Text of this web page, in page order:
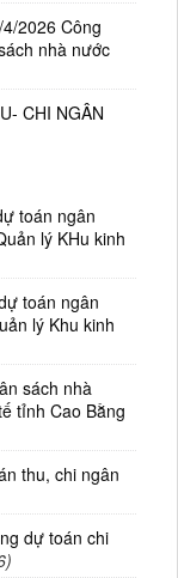
2026 Công
nhà nước
CHI NGÂN
toán ngân
lý KHu kinh
toán ngân
lý Khu kinh
sách nhà
tỉnh Cao Bằng
thu, chi ngân
dự toán chi